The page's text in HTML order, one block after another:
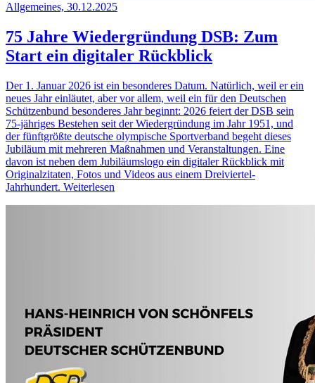
Allgemeines, 30.12.2025
75 Jahre Wiedergründung DSB: Zum
Start ein digitaler Rückblick
Der 1. Januar 2026 ist ein besonderes Datum. Natürlich, weil er ein
neues Jahr einläutet, aber vor allem, weil ein für den Deutschen
Schützenbund besonderes Jahr beginnt: 2026 feiert der DSB sein
75-jähriges Bestehen seit der Wiedergründung im Jahr 1951, und
der fünftgrößte deutsche olympische Sportverband begeht dieses
Jubiläum mit mehreren Maßnahmen und Veranstaltungen. Eine
davon ist neben dem Jubiläumslogo ein digitaler Rückblick mit
Originalzitaten, Fotos und Videos aus einem Dreiviertel-
Jahrhundert. Weiterlesen